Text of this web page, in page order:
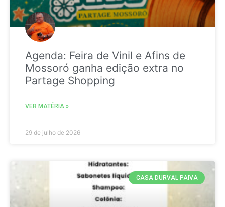
Agenda: Feira de Vinil e Afins de
Mossoró ganha edição extra no
Partage Shopping
VER MATÉRIA »
29 de julho de 2026
CASA DURVAL PAIVA